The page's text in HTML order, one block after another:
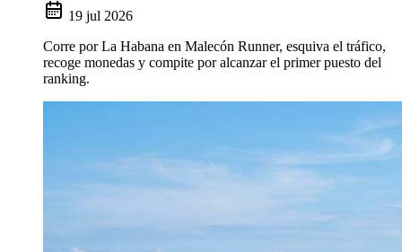
19 jul 2026
Corre por La Habana en Malecón Runner, esquiva el tráfico,
recoge monedas y compite por alcanzar el primer puesto del
ranking.